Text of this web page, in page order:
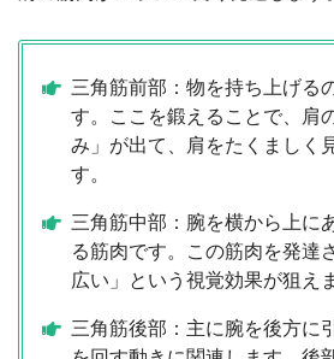
三角筋前部：物を持ち上げる
す。ここを鍛えることで、肩
み」が出て、肩をたくましく
す。
三角筋中部：腕を横から上に
る筋肉です。この筋肉を発達
広い」という視覚効果が狙え
三角筋後部：主に腕を後方に